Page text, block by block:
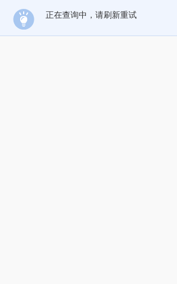
正在查询中，请刷新重试